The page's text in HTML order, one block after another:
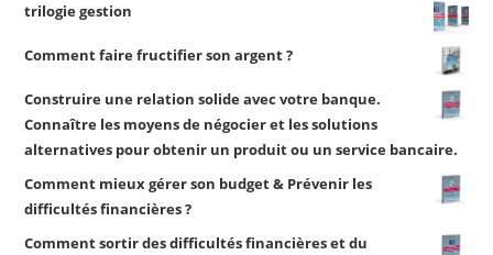
trilogie gestion
Comment faire fructifier son argent ?
Construire une relation solide avec votre banque.
Connaître les moyens de négocier et les solutions
alternatives pour obtenir un produit ou un service bancaire.
Comment mieux gérer son budget & Prévenir les
difficultés financières ?
Comment sortir des difficultés financières et du